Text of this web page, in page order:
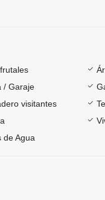
/ Garaje
visitantes
de Agua